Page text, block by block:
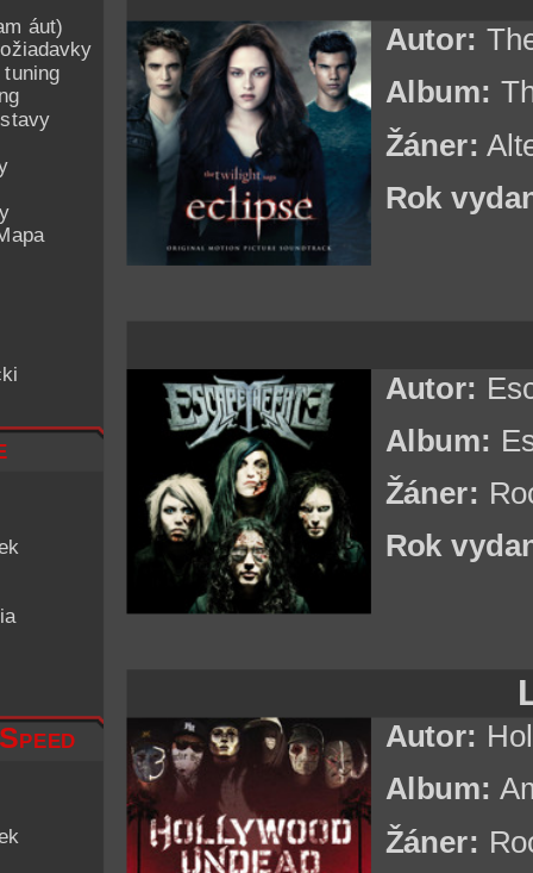
áut)
Autor:
Album:
Žáner:
Rok
Autor:
Album:
Žáner:
Rok
Autor:
Album:
Žáner: